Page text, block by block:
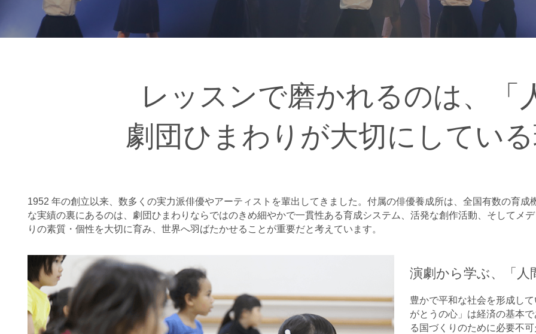
レッスンで磨かれるのは、「
劇団ひまわりが大切にしてい
1952 年の創立以来、数多くの実力派俳優やアーティストを輩出してきました。付属の俳優養成所は、全国有数の育
な実績の裏にあるのは、劇団ひまわりならではのきめ細やかで一貫性ある育成システム、活発な創作活動、そしてメ
りの素質・個性を大切に育み、世界へ羽ばたかせることが重要だと考えています。
演劇から学ぶ、「人
豊かで平和な社会を形成し
がとうの心」は経済の基本
る国づくりのために必要不